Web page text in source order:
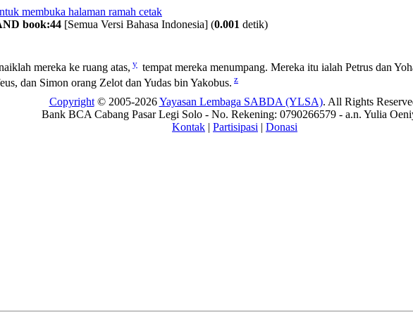
book:44 [Semua Versi Bahasa Indonesia] (0.001 detik)
mereka ke ruang atas, y tempat mereka menumpang. Mereka itu ialah Petrus dan
dan Simon orang Zelot dan Yudas bin Yakobus. z
Copyright© 2005-2026Yayasan Lembaga SABDA (YLSA). All Rights
Bank BCA Cabang Pasar Legi Solo - No. Rekening: 0790266579 - a.n. Yulia
Kontak | Partisipasi | Donasi